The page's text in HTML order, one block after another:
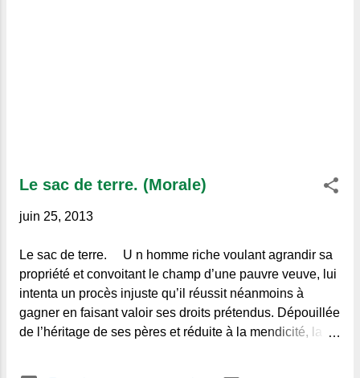
Le sac de terre. (Morale)
juin 25, 2013
Le sac de terre. U n homme riche voulant agrandir sa
propriété et convoitant le champ d’une pauvre veuve, lui
intenta un procès injuste qu’il réussit néanmoins à
gagner en faisant valoir ses droits prétendus. Dépouillée
de l’héritage de ses pères et réduite à la mendicité, la